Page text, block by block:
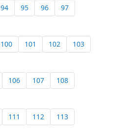
94 95 96 97
100 101 102 103
106 107 108
111 112 113